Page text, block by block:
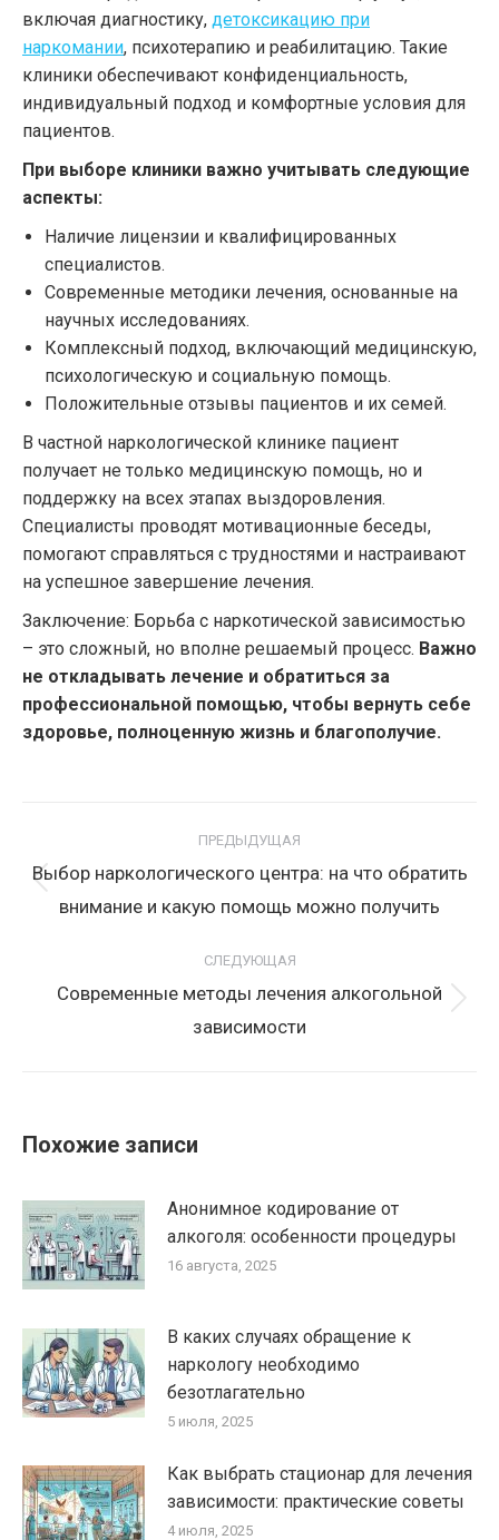
включая диагностику, детоксикацию при
наркомании, психотерапию и реабилитацию. Такие
клиники обеспечивают конфиденциальность,
индивидуальный подход и комфортные условия для
пациентов.
При выборе клиники важно учитывать следующие
аспекты:
Наличие лицензии и квалифицированных
специалистов.
Современные методики лечения, основанные на
научных исследованиях.
Комплексный подход, включающий медицинскую,
психологическую и социальную помощь.
Положительные отзывы пациентов и их семей.
В частной наркологической клинике пациент
получает не только медицинскую помощь, но и
поддержку на всех этапах выздоровления.
Специалисты проводят мотивационные беседы,
помогают справляться с трудностями и настраивают
на успешное завершение лечения.
Заключение: Борьба с наркотической зависимостью
– это сложный, но вполне решаемый процесс. Важно
не откладывать лечение и обратиться за
профессиональной помощью, чтобы вернуть себе
здоровье, полноценную жизнь и благополучие.
записям
ПРЕДЫДУЩАЯ
Предыдущая
запись:
Выбор наркологического центра: на что обратить
внимание и какую помощь можно получить
СЛЕДУЮЩАЯ
запись:
Современные методы лечения алкогольной
зависимости
Похожие записи
Анонимное кодирование от
алкоголя: особенности процедуры
16 августа, 2025
В каких случаях обращение к
наркологу необходимо
безотлагательно
5 июля, 2025
Как выбрать стационар для лечения
зависимости: практические советы
4 июля, 2025